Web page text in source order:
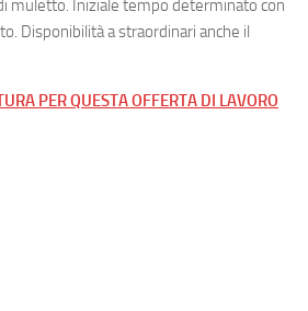
muletto. Iniziale tempo determinato con
Disponibilità a straordinari anche il
PER QUESTA OFFERTA DI LAVORO